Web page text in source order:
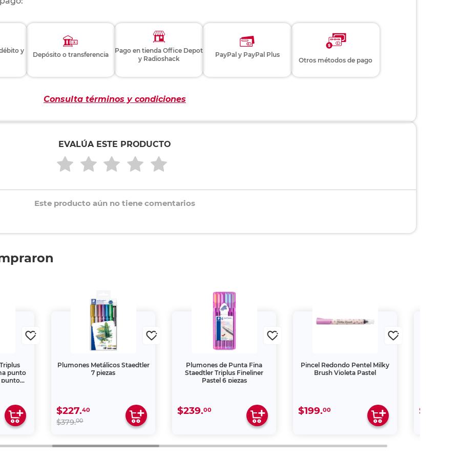
y
Depósito o transferencia
Pago en tienda Office Depot
y Radioshack
PayPal y PayPal Plus
Otros métodos de pago
Consulta términos y condiciones
EVALÚA ESTE PRODUCTO
Este producto aún no tiene comentarios
punto
punto
Plumones Metálicos Staedtler
7 piezas
$227.40
$379.00
Plumones de Punta Fina
Staedtler Triplus Fineliner
Pastel 6 piezas
$239.00
Pincel Redondo Pentel Milky
Brush Violeta Pastel
$199.00 $265.